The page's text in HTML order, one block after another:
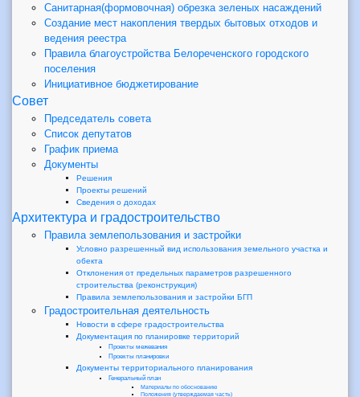
Санитарная(формовочная) обрезка зеленых насаждений
Создание мест накопления твердых бытовых отходов и
ведения реестра
Правила благоустройства Белореченского городского
поселения
Инициативное бюджетирование
Совет
Председатель совета
Список депутатов
График приема
Документы
Решения
Проекты решений
Сведения о доходах
Архитектура и градостроительство
Правила землепользования и застройки
Условно разрешенный вид использования земельного участка и
обекта
Отклонения от предельных параметров разрешенного
строительства (реконструкция)
Правила землепользования и застройки БГП
Градостроительная деятельность
Новости в сфере градостроительства
Документация по планировке территорий
Проекты межевания
Проекты планировки
Документы территориального планирования
Генеральный план
Материалы по обоснованию
Положения (утверждаемая часть)